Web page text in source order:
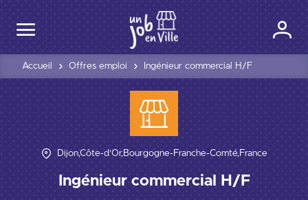
Accueil Offres emploi Ingénieur commercial H/F
Dijon,Côte-d'Or,Bourgogne-Franche-Comté,France
Ingénieur commercial H/F